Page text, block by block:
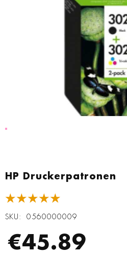
HP Druckerpatronen
★★★★★
SKU 0560000009
€45.89
Anfang
Bildgalerie